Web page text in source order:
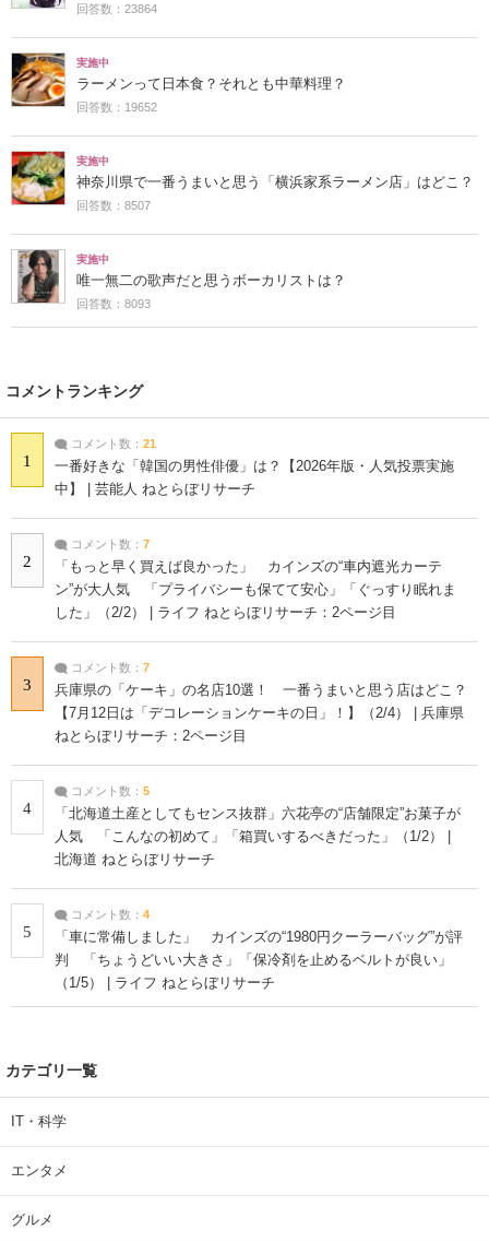
回答数：23864
実施中
ラーメンって日本食？それとも中華料理？
回答数：19652
実施中
神奈川県で一番うまいと思う「横浜家系ラーメン店」はどこ？
回答数：8507
実施中
唯一無二の歌声だと思うボーカリストは？
回答数：8093
コメントランキング
1
コメント数： 21
一番好きな「韓国の男性俳優」は？【2026年版・人気投票実施
中】 | 芸能人 ねとらぼリサーチ
2
コメント数： 7
「もっと早く買えば良かった」 カインズの“車内遮光カーテ
ン”が大人気 「プライバシーも保てて安心」「ぐっすり眠れま
した」（2/2） | ライフ ねとらぼリサーチ：2ページ目
3
コメント数： 7
兵庫県の「ケーキ」の名店10選！ 一番うまいと思う店はどこ？
【7月12日は「デコレーションケーキの日」！】（2/4） | 兵庫県
ねとらぼリサーチ：2ページ目
4
コメント数： 5
「北海道土産としてもセンス抜群」六花亭の“店舗限定”お菓子が
人気 「こんなの初めて」「箱買いするべきだった」（1/2） |
北海道 ねとらぼリサーチ
5
コメント数： 4
「車に常備しました」 カインズの“1980円クーラーバッグ”が評
判 「ちょうどいい大きさ」「保冷剤を止めるベルトが良い」
（1/5） | ライフ ねとらぼリサーチ
カテゴリ一覧
IT・科学
エンタメ
グルメ